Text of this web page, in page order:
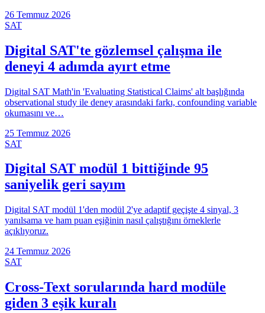
26 Temmuz 2026
SAT
Digital SAT'te gözlemsel çalışma ile
deneyi 4 adımda ayırt etme
Digital SAT Math'in 'Evaluating Statistical Claims' alt başlığında
observational study ile deney arasındaki farkı, confounding variable
okumasını ve…
25 Temmuz 2026
SAT
Digital SAT modül 1 bittiğinde 95
saniyelik geri sayım
Digital SAT modül 1'den modül 2'ye adaptif geçişte 4 sinyal, 3
yanılsama ve ham puan eşiğinin nasıl çalıştığını örneklerle
açıklıyoruz.
24 Temmuz 2026
SAT
Cross-Text sorularında hard modüle
giden 3 eşik kuralı